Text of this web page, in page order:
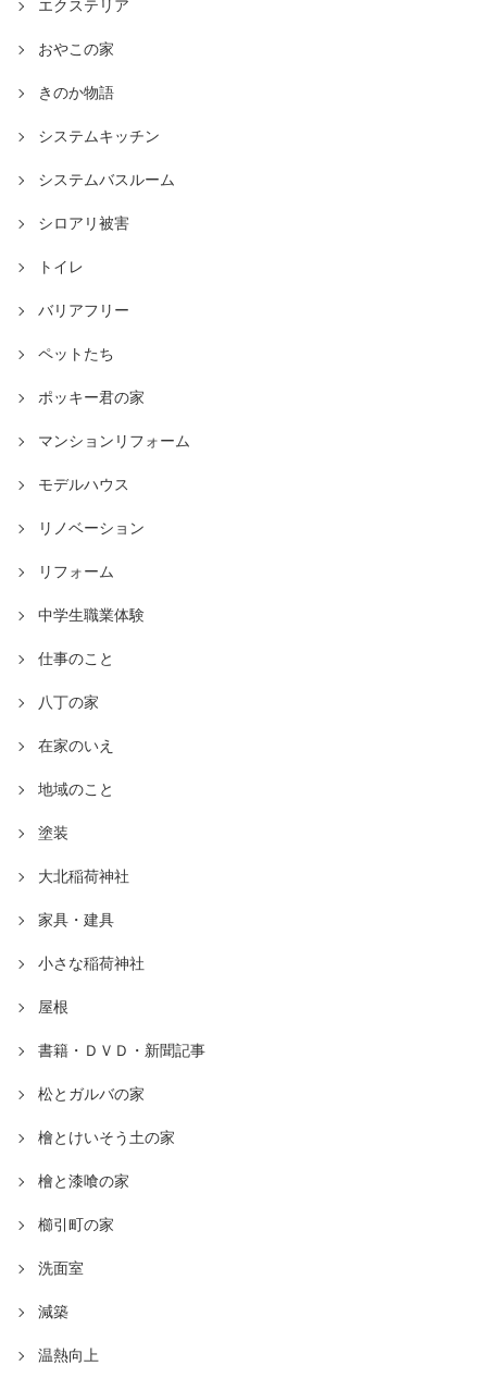
エクステリア
おやこの家
きのか物語
システムキッチン
システムバスルーム
シロアリ被害
トイレ
バリアフリー
ペットたち
ポッキー君の家
マンションリフォーム
モデルハウス
リノベーション
リフォーム
中学生職業体験
仕事のこと
八丁の家
在家のいえ
地域のこと
塗装
大北稲荷神社
家具・建具
小さな稲荷神社
屋根
書籍・ＤＶＤ・新聞記事
松とガルバの家
檜とけいそう土の家
檜と漆喰の家
櫛引町の家
洗面室
減築
温熱向上